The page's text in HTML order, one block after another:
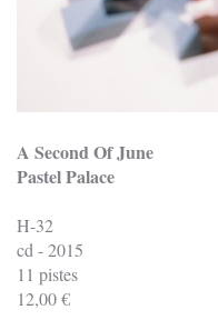
A Second Of June
Pastel Palace
H-32
cd - 2015
11 pistes
12,00 €